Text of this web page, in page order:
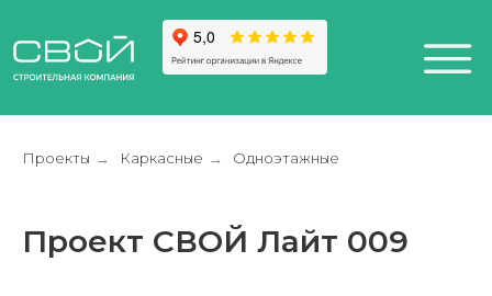
(812) 611-24-42
200-25-57
Санкт-Петербург,
Проекты → Каркасные → Одноэтажные
Проект СВОЙ Лайт 009